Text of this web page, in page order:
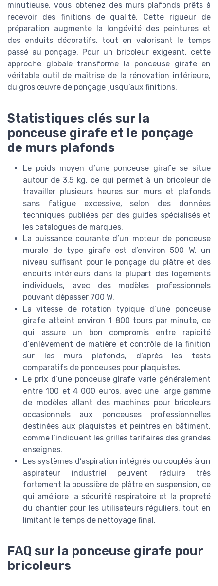
minutieuse, vous obtenez des murs plafonds prêts à
recevoir des finitions de qualité. Cette rigueur de
préparation augmente la longévité des peintures et
des enduits décoratifs, tout en valorisant le temps
passé au ponçage. Pour un bricoleur exigeant, cette
approche globale transforme la ponceuse girafe en
véritable outil de maîtrise de la rénovation intérieure,
du gros œuvre de ponçage jusqu’aux finitions.
Statistiques clés sur la
ponceuse girafe et le ponçage
de murs plafonds
Le poids moyen d’une ponceuse girafe se situe
autour de 3,5 kg, ce qui permet à un bricoleur de
travailler plusieurs heures sur murs et plafonds
sans fatigue excessive, selon des données
techniques publiées par des guides spécialisés et
les catalogues de marques.
La puissance courante d’un moteur de ponceuse
murale de type girafe est d’environ 500 W, un
niveau suffisant pour le ponçage du plâtre et des
enduits intérieurs dans la plupart des logements
individuels, avec des modèles professionnels
pouvant dépasser 700 W.
La vitesse de rotation typique d’une ponceuse
girafe atteint environ 1 800 tours par minute, ce
qui assure un bon compromis entre rapidité
d’enlèvement de matière et contrôle de la finition
sur les murs plafonds, d’après les tests
comparatifs de ponceuses pour plaquistes.
Le prix d’une ponceuse girafe varie généralement
entre 100 et 4 000 euros, avec une large gamme
de modèles allant des machines pour bricoleurs
occasionnels aux ponceuses professionnelles
destinées aux plaquistes et peintres en bâtiment,
comme l’indiquent les grilles tarifaires des grandes
enseignes.
Les systèmes d’aspiration intégrés ou couplés à un
aspirateur industriel peuvent réduire très
fortement la poussière de plâtre en suspension, ce
qui améliore la sécurité respiratoire et la propreté
du chantier pour les utilisateurs réguliers, tout en
limitant le temps de nettoyage final.
FAQ sur la ponceuse girafe pour
bricoleurs